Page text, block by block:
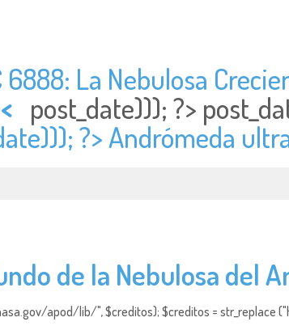
6888: La Nebulosa
< post_date))); ?>
?> Andrómeda
de la Nebulosa del
apod/lib/", $creditos); $creditos = str_replace